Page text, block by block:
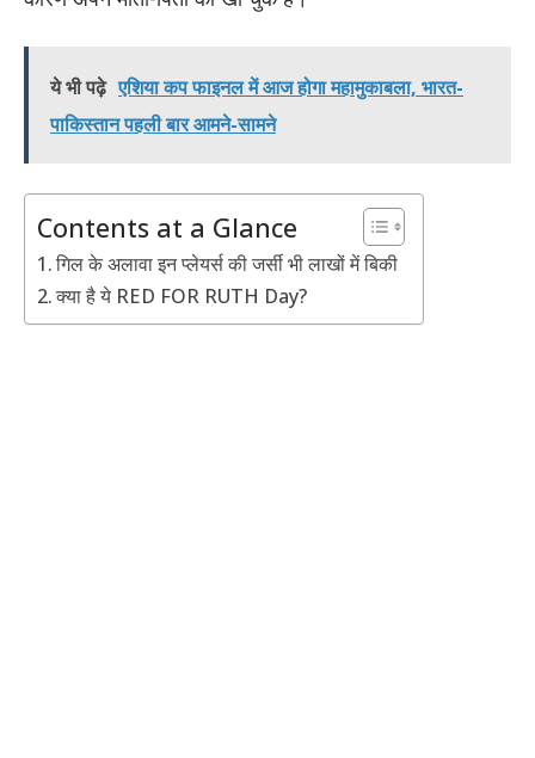
ये भी पढ़े एशिया कप फाइनल में आज होगा महामुकाबला, भारत-
पाकिस्तान पहली बार आमने-सामने
Contents at a Glance
गिल के अलावा इन प्लेयर्स की जर्सी भी लाखों में बिकी
क्या है ये RED FOR RUTH Day?